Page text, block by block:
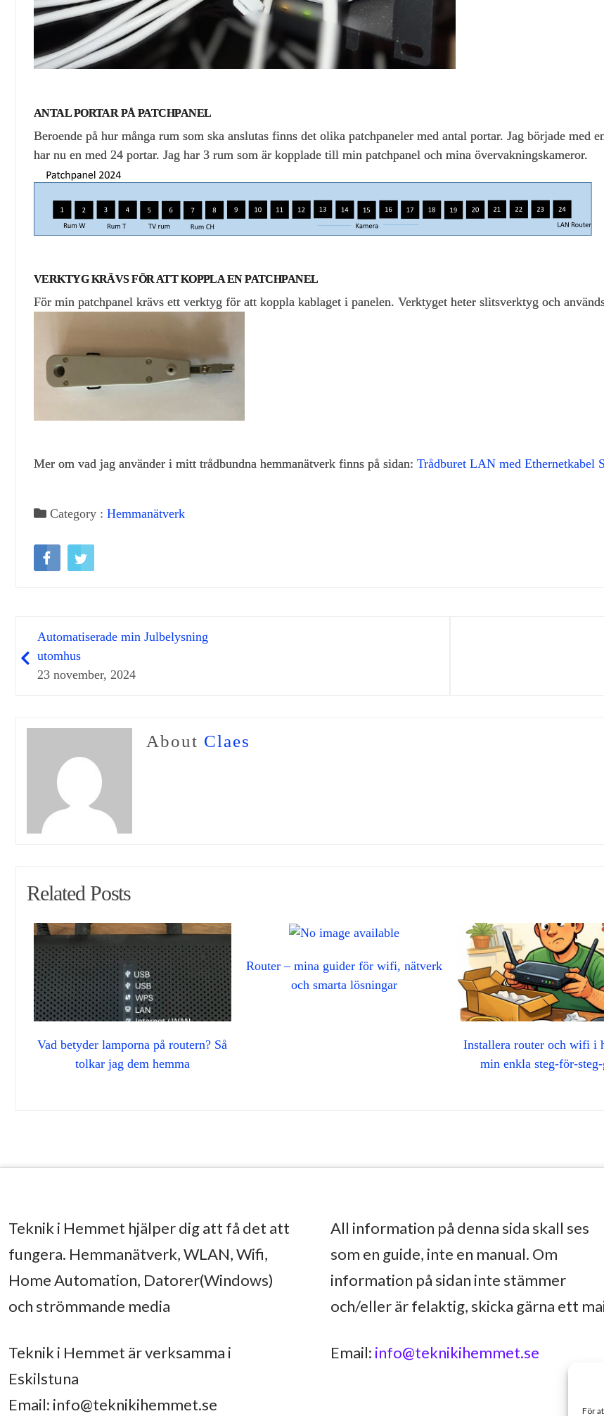
För
ANTAL PORTAR PÅ PATCHPANEL
Beroende på hur många rum som ska anslutas finns det olika patchpaneler med antal portar. Jag började med
har nu en med 24 portar. Jag har 3 rum som är kopplade till min patchpanel och mina övervakningskameror.
VERKTYG KRÄVS FÖR ATT KOPPLA EN PATCHPANEL
För min patchpanel krävs ett verktyg för att koppla kablaget i panelen. Verktyget heter slitsverktyg och
Mer om vad jag använder i mitt trådbundna hemmanätverk finns på sidan: Trådburet LAN med Ethernetkabel
Category : Hemmanätverk
Automatiserade min Julbelysning
utomhus
23 november, 2024
About Claes
Related Posts
Vad betyder lamporna på routern? Så
tolkar jag dem hemma
Router – mina guider för wifi, nätverk
och smarta lösningar
Installera router och wifi i
min enkla
Teknik i Hemmet hjälper dig att få det att
fungera. Hemmanätverk, WLAN, Wifi,
Home Automation, Datorer(Windows)
och strömmande media
Teknik i Hemmet är verksamma i
Eskilstuna
Email: info@teknikihemmet.se
All information på denna sida skall ses
som en guide, inte en manual. Om
information på sidan inte stämmer
och/eller är felaktig, skicka gärna ett
Email: info@teknikihemmet.se